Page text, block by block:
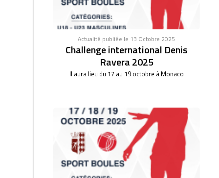
Actualité publiée le 13 Octobre 2025
Challenge international Denis
Ravera 2025
Il aura lieu du 17 au 19 octobre à Monaco